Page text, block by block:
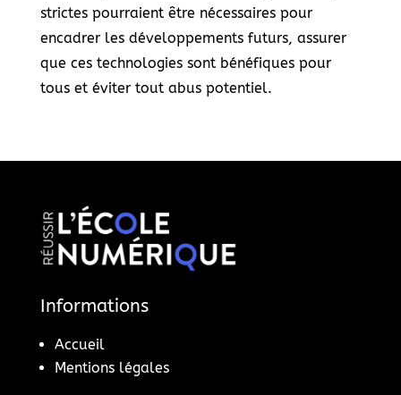
strictes pourraient être nécessaires pour
encadrer les développements futurs, assurer
que ces technologies sont bénéfiques pour
tous et éviter tout abus potentiel.
Informations
Accueil
Mentions légales